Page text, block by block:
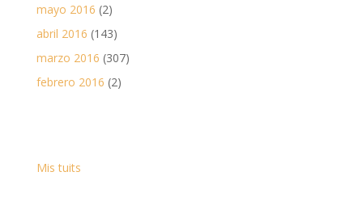
mayo 2016 (2)
abril 2016 (143)
marzo 2016 (307)
febrero 2016 (2)
Mis tuits